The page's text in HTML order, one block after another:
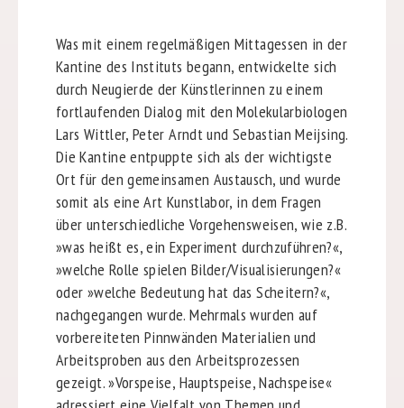
Was mit einem regelmäßigen Mittagessen in der
Kantine des Instituts begann, entwickelte sich
durch Neugierde der Künstlerinnen zu einem
fortlaufenden Dialog mit den Molekularbiologen
Lars Wittler, Peter Arndt und Sebastian Meijsing.
Die Kantine entpuppte sich als der wichtigste
Ort für den gemeinsamen Austausch, und wurde
somit als eine Art Kunstlabor, in dem Fragen
über unterschiedliche Vorgehensweisen, wie z.B.
»was heißt es, ein Experiment durchzuführen?«,
»welche Rolle spielen Bilder/Visualisierungen?«
oder »welche Bedeutung hat das Scheitern?«,
nachgegangen wurde. Mehrmals wurden auf
vorbereiteten Pinnwänden Materialien und
Arbeitsproben aus den Arbeitsprozessen
gezeigt. »Vorspeise, Hauptspeise, Nachspeise«